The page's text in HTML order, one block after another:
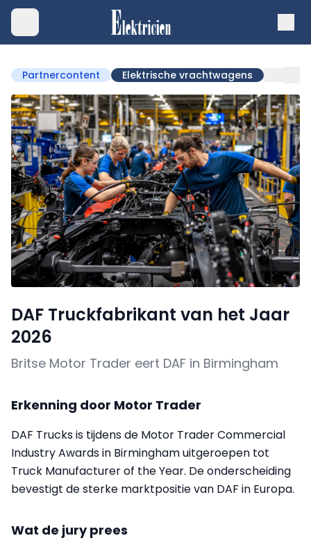
Partnercontent Elektrische vrachtwagens
DAF Truckfabrikant van het Jaar
2026
Britse Motor Trader eert DAF in Birmingham
Erkenning door Motor Trader
DAF Trucks is tijdens de Motor Trader Commercial
Industry Awards in Birmingham uitgeroepen tot
Truck Manufacturer of the Year. De onderscheiding
bevestigt de sterke marktpositie van DAF in Europa.
Wat de jury prees